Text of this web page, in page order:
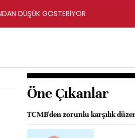
DÜŞÜK GÖSTERİYOR
Öne Çıkanlar
TCMB'den zorunlu karşılık